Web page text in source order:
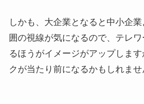
しかも、大企業となると中小企
囲の視線が気になるので、テレ
るほうがイメージがアップしま
クが当たり前になるかもしれませ